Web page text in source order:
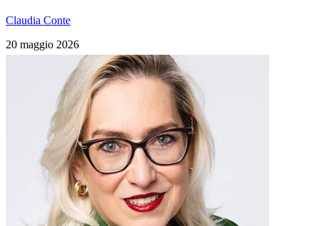
Claudia Conte
20 maggio 2026